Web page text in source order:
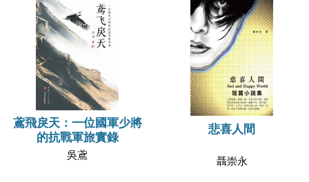
鳶飛戾天：一位國軍少將
的抗戰軍旅實錄
吳鳶
悲喜人間
聶崇永